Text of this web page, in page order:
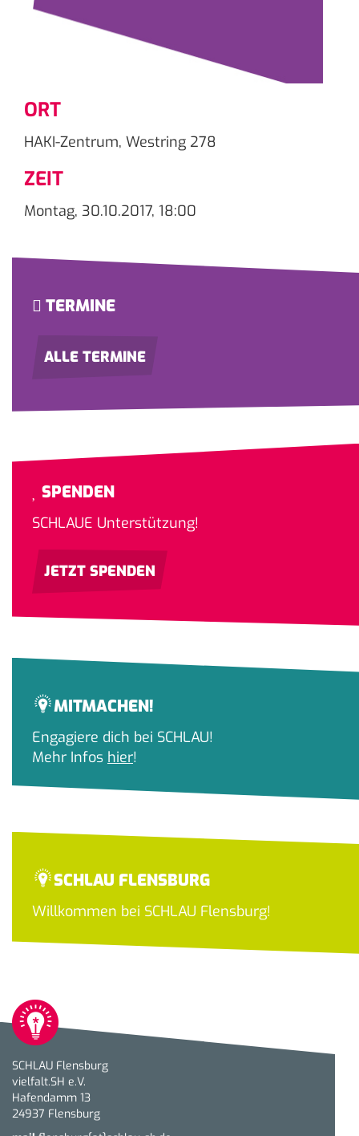
ORT
HAKI-Zentrum, Westring 278
ZEIT
Montag, 30.10.2017, 18:00
TERMINE
ALLE TERMINE
SPENDEN
SCHLAUE Unterstützung!
JETZT SPENDEN
MITMACHEN!
Engagiere dich bei SCHLAU!
Mehr Infos hier!
SCHLAU FLENSBURG
Willkommen bei SCHLAU Flensburg!
SCHLAU Flensburg
vielfalt.SH e.V.
Hafendamm 13
24937 Flensburg